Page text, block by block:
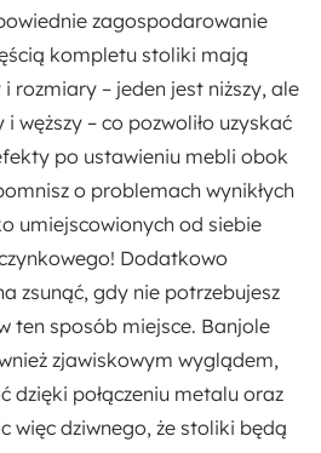
zagospodarowanie
kompletu stoliki mają
rozmiary – jeden jest niższy, ale
węższy – co pozwoliło uzyskać
po ustawieniu mebli obok
o problemach wynikłych
umiejscowionych od siebie
Dodatkowo
zsunąć, gdy nie potrzebujesz
ten sposób miejsce. Banjole
zjawiskowym wyglądem,
dzięki połączeniu metalu oraz
więc dziwnego, że stoliki będą